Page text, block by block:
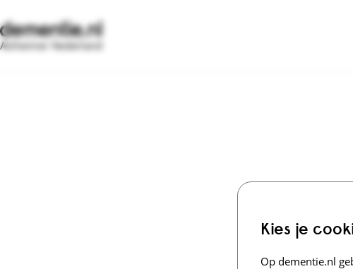
Kies je
Op dementie.nl
Alzheimer Nederland